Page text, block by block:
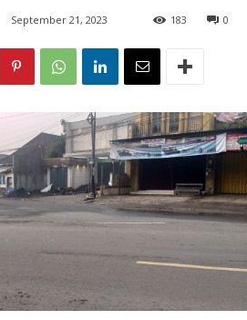
September 21, 2023 0
183